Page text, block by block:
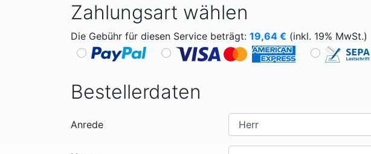
Zahlungsart wählen
Die Gebühr für diesen Service beträgt: 19,64 € (inkl. 19% MwSt.)
Bestellerdaten
Anrede